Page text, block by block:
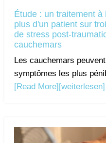
Étude : un traitement
plus d'un patient sur
de stress post-
cauchemars
Les cauchemars
symptômes les plus
[Read More] [weiterlesen]